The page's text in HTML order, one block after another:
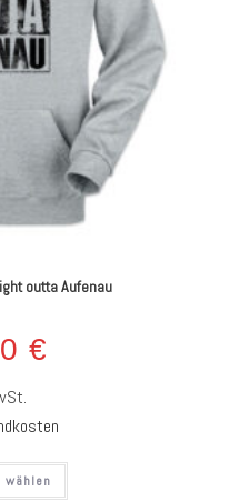
outta Aufenau
€
wählen